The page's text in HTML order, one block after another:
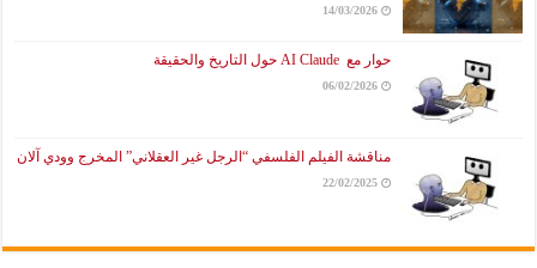
14/03/2026
حوار مع AI Claude حول التاريخ والحقيقة
06/02/2026
مناقشة الفيلم الفلسفي “الرجل غير العقلاني” المخرج وودي آلان
22/02/2025